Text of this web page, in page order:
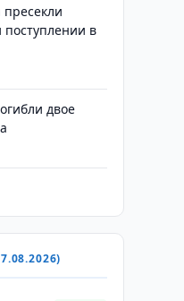
пресекли
в
двое